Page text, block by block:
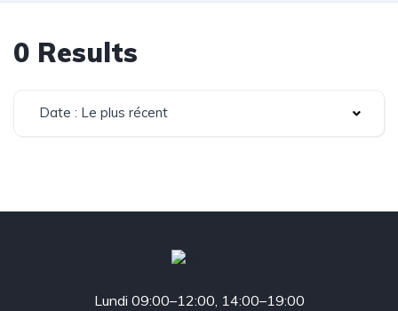
0 Results
Date : Le plus récent
Lundi 09:00–12:00, 14:00–19:00